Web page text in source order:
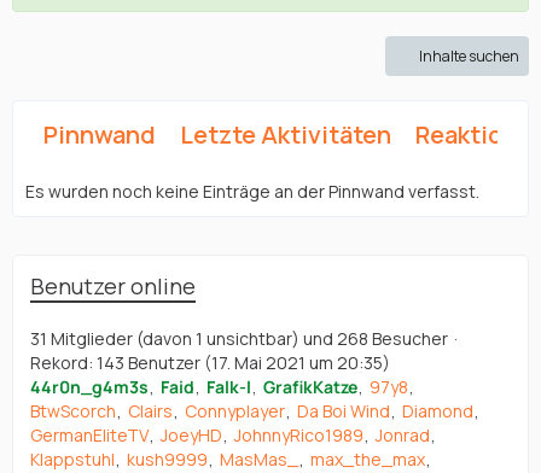
Inhalte suchen
Pinnwand Letzte Aktivitäten
Es wurden noch keine Einträge an der Pinnwand verfasst.
Benutzer online
31 Mitglieder (davon 1 unsichtbar) und 268 Besucher
Rekord: 143 Benutzer (17. Mai 2021 um 20:35)
44r0n_g4m3s
Faid Falk-l GrafikKatze 97y8
BtwScorch
Clairs Connyplayer Da Boi Wind Diamond
GermanEliteTV JoeyHD JohnnyRico1989 Jonrad
Klappstuhl kush9999 MasMas_
max_the_max